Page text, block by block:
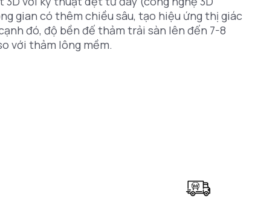
gian có thêm chiều sâu, tạo hiệu ứng thị giác
đó, độ bền đế thảm trải sàn lên đến 7-8
với thảm lông mềm.